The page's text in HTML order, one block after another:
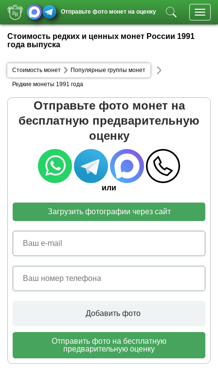
Отправьте фото монет на оценку
Стоимость редких и ценных монет России 1991
года выпуска
Стоимость монет Популярные группы монет
Редкие монеты 1991 года
Отправьте фото монет на
бесплатную предварительную
оценку
или
Загрузить фотографии через сайт
Добавить фото
Отправить фото на бесплатную
предварительную оценку